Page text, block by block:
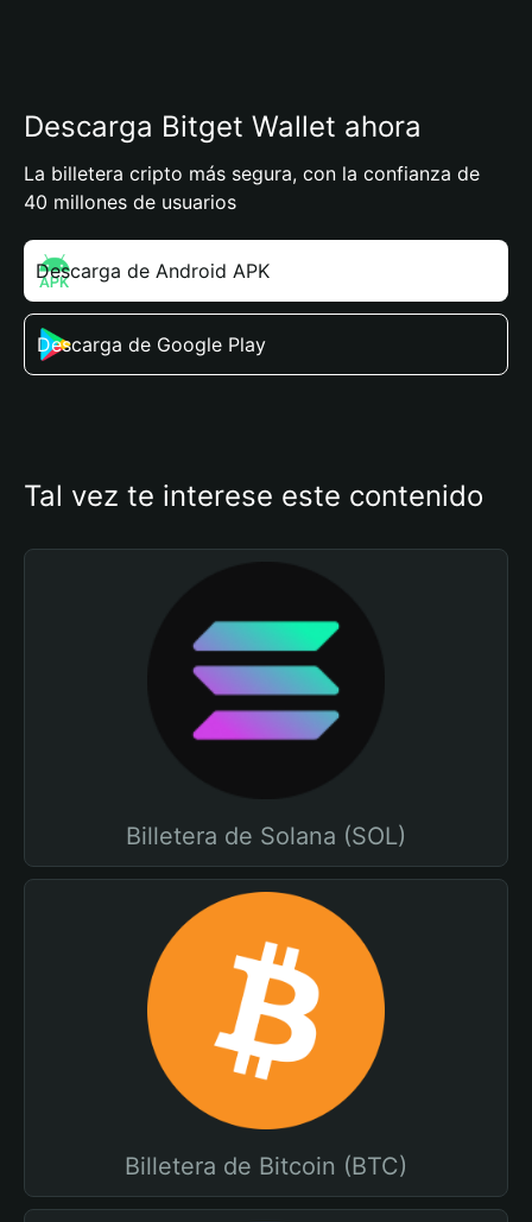
Descarga Bitget Wallet ahora
La billetera cripto más segura, con la confianza de
40 millones de usuarios
Descarga de Android APK
Descarga de Google Play
Tal vez te interese este contenido
Billetera de Solana (SOL)
Billetera de Bitcoin (BTC)